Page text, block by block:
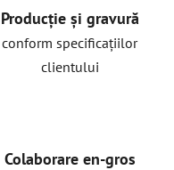
Producție și gravură
conform specificațiilor
clientului
Colaborare en-gros